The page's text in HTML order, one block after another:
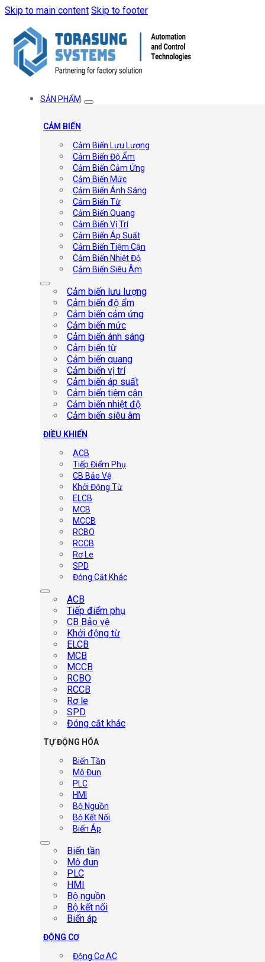
Skip to main content Skip to footer
SẢN PHẨM
CẢM BIẾN
Cảm Biến Lưu Lượng
Cảm Biến Độ Ẩm
Cảm Biến Cảm Ứng
Cảm Biến Mức
Cảm Biến Ánh Sáng
Cảm Biến Từ
Cảm Biến Quang
Cảm Biến Vị Trí
Cảm Biến Áp Suất
Cảm Biến Tiệm Cận
Cảm Biến Nhiệt Độ
Cảm Biến Siêu Âm
Cảm biến lưu lượng
Cảm biến độ ẩm
Cảm biến cảm ứng
Cảm biến mức
Cảm biến ánh sáng
Cảm biến từ
Cảm biến quang
Cảm biến vị trí
Cảm biến áp suất
Cảm biến tiệm cận
Cảm biến nhiệt độ
Cảm biến siêu âm
ĐIỀU KHIỂN
ACB
Tiếp Điểm Phụ
CB Bảo Vệ
Khởi Động Từ
ELCB
MCB
MCCB
RCBO
RCCB
Rơ Le
SPD
Đóng Cắt Khác
ACB
Tiếp điểm phụ
CB Bảo vệ
Khởi động từ
ELCB
MCB
MCCB
RCBO
RCCB
Rơ le
SPD
Đóng cắt khác
TỰ ĐỘNG HÓA
Biến Tần
Mô Đun
PLC
HMI
Bộ Nguồn
Bộ Kết Nối
Biến Áp
Biến tần
Mô đun
PLC
HMI
Bộ nguồn
Bộ kết nối
Biến áp
ĐỘNG CƠ
Động Cơ AC